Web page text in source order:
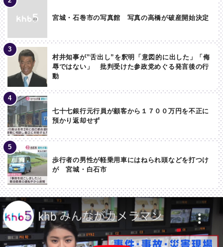
宮城・石巻市の写真館 写真の高橋が破産開始決定
村井知事が”舌出し”を釈明「意図的に出した」「侮
辱ではない」 批判受けた参政党めぐる発言後の行
動
七十七銀行元行員が顧客から１７００万円を不正に
預かり返却せず
歩行者の男性が軽乗用車にはねられ頭などを打つけ
が 宮城・白石市